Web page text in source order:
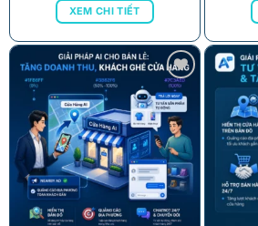
XEM CHI TIẾT